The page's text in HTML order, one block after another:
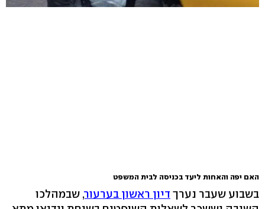
האם יפה והאחות ליעד בכניסה לבית המשפט
בשבוע שעבר נערך דיון ראשון בערעור, שבמהלכו